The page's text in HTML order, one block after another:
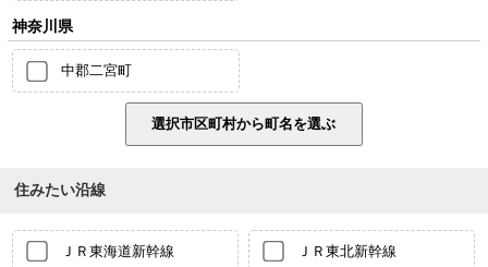
神奈川県
中郡二宮町
住みたい沿線
ＪＲ東海道新幹線 ＪＲ東北新幹線